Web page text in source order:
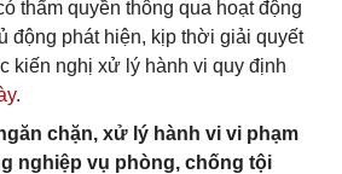
thẩm quyền thông qua hoạt động
động phát hiện, kịp thời giải quyết
kiến nghị xử lý hành vi quy định
.
chặn, xử lý hành vi vi phạm
nghiệp vụ phòng, chống tội